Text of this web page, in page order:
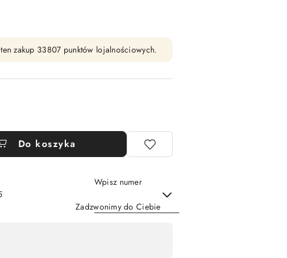
zakup 33807 punktów lojalnościowych.
Do koszyka
Wpisz numer
Zadzwonimy do Ciebie